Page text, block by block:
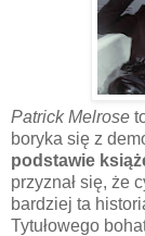
Patrick Melrose
boryka się z
podstawie
przyznał się, że
bardziej ta
Tytułowego